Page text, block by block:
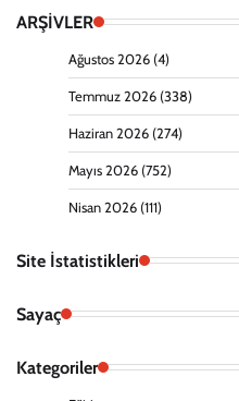
ARŞİVLER
Ağustos 2026 (4)
Temmuz 2026 (338)
Haziran 2026 (274)
Mayıs 2026 (752)
Nisan 2026 (111)
Site İstatistikleri
Sayaç
Kategoriler